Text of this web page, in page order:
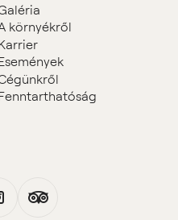
környékről